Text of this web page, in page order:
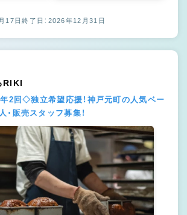
17日終了日：2026年12月31日
RIKI
2回◇独立希望応援！神戸元町の人気ベー
・販売スタッフ募集！